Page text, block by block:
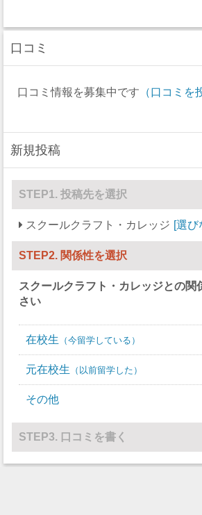
アイスホッケー
セーリング 0
スキー
スカッシュ 0
競泳/飛び込み 0
テニス
バレーボール 0
水球 0
口コミ
口コミ情報を募集中です （口コミを
新規投稿
STEP1. 投稿先を選択
スクールクラフト・カレッジ 選び
STEP2. 関係性を選択
スクールクラフト・カレッジとの関
さい
在校生 今留学している
元在校生 以前留学した
その他
STEP3. 口コミを書く